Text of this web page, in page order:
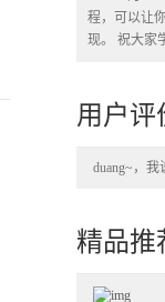
程，可以让
现。 祝大家
用户评
duang~，我
精品推